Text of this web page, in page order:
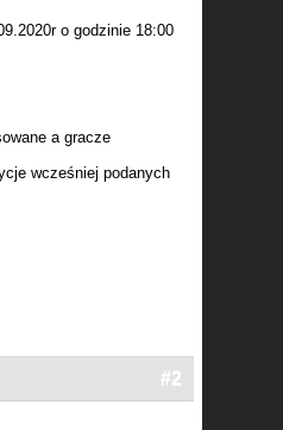
o godzinie 18:00
a gracze
wcześniej podanych
#2